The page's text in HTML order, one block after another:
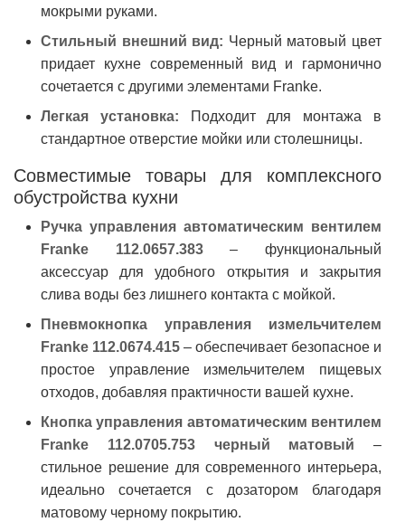
мокрыми руками.
Стильный внешний вид: Черный матовый цвет
придает кухне современный вид и гармонично
сочетается с другими элементами Franke.
Легкая установка: Подходит для монтажа в
стандартное отверстие мойки или столешницы.
Совместимые товары для комплексного
обустройства кухни
Ручка управления автоматическим вентилем
Franke 112.0657.383– функциональный
аксессуар для удобного открытия и закрытия
слива воды без лишнего контакта с мойкой.
Пневмокнопка управления измельчителем
Franke 112.0674.415 – обеспечивает безопасное и
простое управление измельчителем пищевых
отходов, добавляя практичности вашей кухне.
Кнопка управления автоматическим вентилем
Franke 112.0705.753 черный матовый –
стильное решение для современного интерьера,
идеально сочетается с дозатором благодаря
матовому черному покрытию.